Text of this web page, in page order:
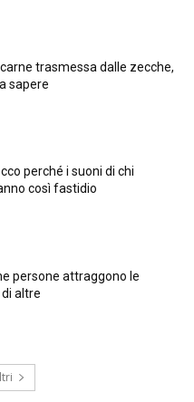
trasmessa dalle zecche,
sapere
perché i suoni di chi
così fastidio
persone attraggono le
altre